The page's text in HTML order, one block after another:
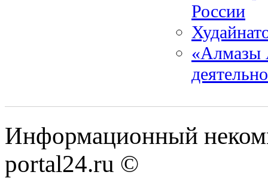
России
«Алмазы
Информационный
portal24.ru ©